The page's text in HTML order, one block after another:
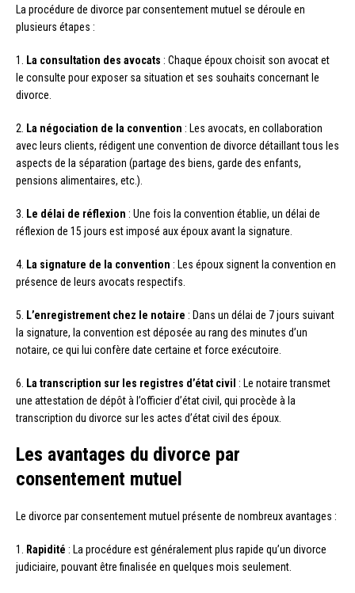
La procédure de divorce par consentement mutuel se déroule en
plusieurs étapes :
1. La consultation des avocats : Chaque époux choisit son avocat et
le consulte pour exposer sa situation et ses souhaits concernant le
divorce.
2. La négociation de la convention : Les avocats, en collaboration
avec leurs clients, rédigent une convention de divorce détaillant tous les
aspects de la séparation (partage des biens, garde des enfants,
pensions alimentaires, etc.).
3. Le délai de réflexion : Une fois la convention établie, un délai de
réflexion de 15 jours est imposé aux époux avant la signature.
4. La signature de la convention : Les époux signent la convention en
présence de leurs avocats respectifs.
5. L’enregistrement chez le notaire : Dans un délai de 7 jours suivant
la signature, la convention est déposée au rang des minutes d’un
notaire, ce qui lui confère date certaine et force exécutoire.
6. La transcription sur les registres d’état civil : Le notaire transmet
une attestation de dépôt à l’officier d’état civil, qui procède à la
transcription du divorce sur les actes d’état civil des époux.
Les avantages du divorce par
consentement mutuel
Le divorce par consentement mutuel présente de nombreux avantages :
1. Rapidité : La procédure est généralement plus rapide qu’un divorce
judiciaire, pouvant être finalisée en quelques mois seulement.